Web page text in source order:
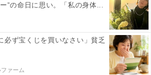
”の命日に思い。「私の身体...
必ず宝くじを買いなさい」貧乏
ァーム